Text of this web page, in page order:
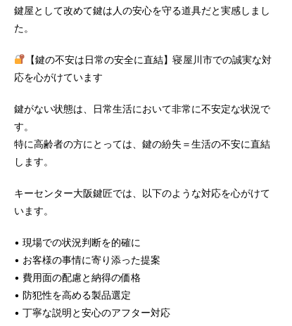
鍵屋として改めて鍵は人の安心を守る道具だと実感しまし
た。
【鍵の不安は日常の安全に直結】寝屋川市での誠実な対
応を心がけています
鍵がない状態は、日常生活において非常に不安定な状況で
す。
特に高齢者の方にとっては、鍵の紛失＝生活の不安に直結
します。
キーセンター大阪鍵匠では、以下のような対応を心がけて
います。
• 現場での状況判断を的確に
• お客様の事情に寄り添った提案
• 費用面の配慮と納得の価格
• 防犯性を高める製品選定
• 丁寧な説明と安心のアフター対応